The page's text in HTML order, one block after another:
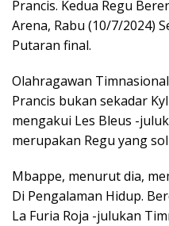
Prancis. Kedua Regu
Arena, Rabu (10/7/2024)
Putaran final.
Olahragawan
Prancis bukan sekadar
mengakui Les Bleus -
merupakan Regu yang
Mbappe, menurut dia,
Di Pengalaman Hidup.
La Furia Roja -julukan